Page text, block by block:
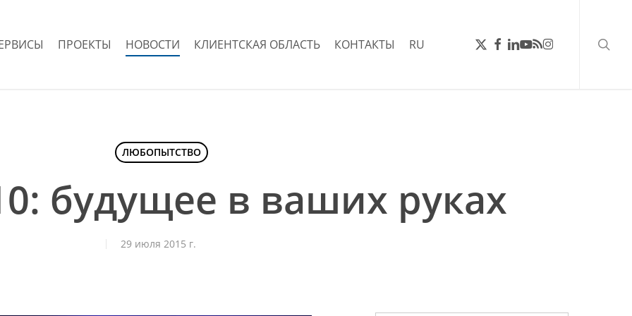
ПРОЕКТЫ НОВОСТИ КЛИЕНТСКАЯ ОБЛАСТЬ КОНТАКТЫ RU ТВИТТЕР
FACEBOOK
LINKEDIN
YOUTUBE
RSSINSTAGRAM
ЛЮБОПЫТСТВО
будущее в ваших руках
29 июля 2015 г.